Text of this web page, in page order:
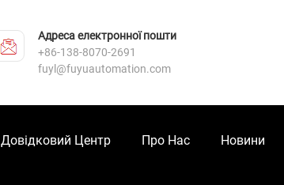
Адреса електронної пошти
+86-138-8070-2691
fuyl@fuyuautomation.com
Довідковий Центр Про Нас Новини